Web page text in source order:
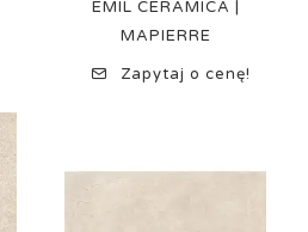
EMIL CERAMICA |
MAPIERRE
Zapytaj o cenę!